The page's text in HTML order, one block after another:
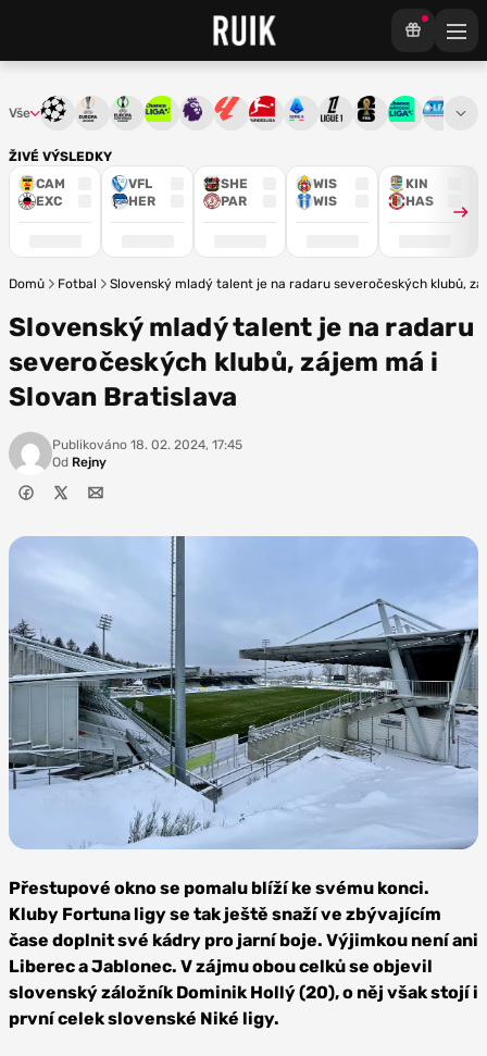
ŽIVÉ VÝSLEDKY
CAM
EXC
VFL
HER
SHE
PAR
WIS
WIS
KIN
HAS
Vše Liga mistrůEvropská liga
Konferenční liga
Chance ligaPremier League
La LigaBundesliga
Serie ALigue 1Mistrovství světa
Chance3. ČFL
Domů Fotbal Slovenský mladý talent je na radaru severočeských klubů,
Slovenský mladý talent je na radaru
severočeských klubů, zájem má i
Slovan Bratislava
Publikováno 18. 02. 2024, 17:45
Od Rejny
Jablonec
Přestupové okno se pomalu blíží ke svému konci.
Kluby Fortuna ligy se tak ještě snaží ve zbývajícím
čase doplnit své kádry pro jarní boje. Výjimkou není ani
Liberec a Jablonec. V zájmu obou celků se objevil
slovenský záložník Dominik Hollý (20), o něj však stojí i
první celek slovenské Niké ligy.